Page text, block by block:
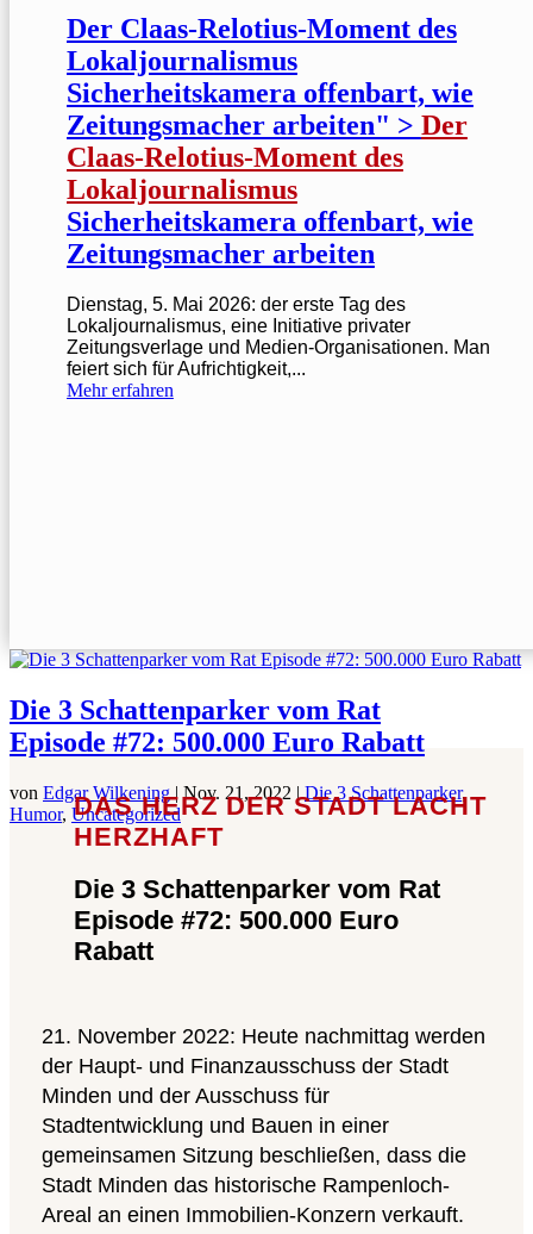
Der Claas-Relotius-Moment des
Lokaljournalismus
Sicherheitskamera offenbart, wie
Zeitungsmacher arbeiten" > Der
Claas-Relotius-Moment des
Lokaljournalismus
Sicherheitskamera offenbart, wie
Zeitungsmacher arbeiten
Dienstag, 5. Mai 2026: der erste Tag des
Lokaljournalismus, eine Initiative privater
Zeitungsverlage und Medien-Organisationen. Man
feiert sich für Aufrichtigkeit,...
Mehr erfahren
Die 3 Schattenparker vom Rat
Episode #72: 500.000 Euro Rabatt
von Edgar Wilkening|Nov. 21, 2022 |Die 3 Schattenparker,
Humor, Uncategorized
DAS HERZ DER STADT LACHT
HERZHAFT
Die 3 Schattenparker vom Rat
Episode #72: 500.000 Euro
Rabatt
21. November 2022: Heute nachmittag werden
der Haupt- und Finanzausschuss der Stadt
Minden und der Ausschuss für
Stadtentwicklung und Bauen in einer
gemeinsamen Sitzung beschließen, dass die
Stadt Minden das historische Rampenloch-
Areal an einen Immobilien-Konzern verkauft.